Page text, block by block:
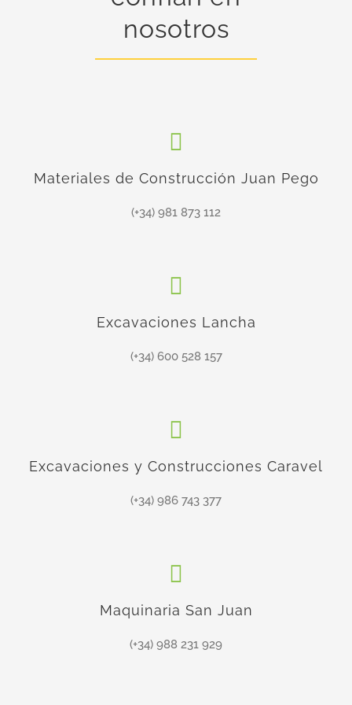
nosotros
Materiales de Construcción Juan Pego
(+34) 981 873 112
Excavaciones Lancha
(+34) 600 528 157
Excavaciones y Construcciones Caravel
(+34) 986 743 377
Maquinaria San Juan
(+34) 988 231 929